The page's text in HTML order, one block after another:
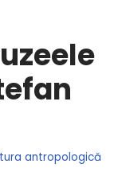
antropologică